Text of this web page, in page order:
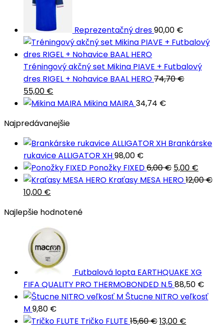
Reprezentačný dres90,00 €
Tréningový akčný set Mikina PIAVE + Futbalový
dres RIGEL + Nohavice BAAL HERO74,70€
Pôvodná
cena
74,70 €.
55,00 €
cena
55,00 €.
Mikina MAIRA 34,74 €
Najpredávanejšie
Brankárske
rukavice ALLIGATOR XH98,00 €
Ponožky FIXED6,00€ Pôvodná
cena
5,00 €
cena
Kraťasy MESA HERO12,00€
Pôvodná
bola:
12,00 €.
10,00 €
je:
10,00 €.
Najlepšie hodnotené
Futbalová lopta EARTHQUAKE XG
FIFA QUALITY PRO THERMOBONDED N.588,50 €
Štucne NITRO veľkosť
M9,80 €
Tričko FLUTE 15,60€Pôvodná
13,00 €